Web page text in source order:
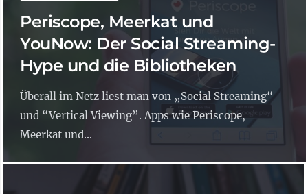
Periscope, Meerkat und
YouNow: Der Social Streaming-
Hype und die Bibliotheken
Überall im Netz liest man von „Social Streaming“
und “Vertical Viewing”. Apps wie Periscope,
Meerkat und...